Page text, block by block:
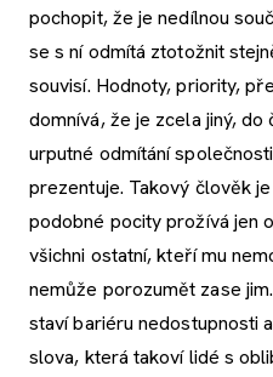
pochopit, že je nedílnou
se s ní odmítá ztotožnit
souvisí. Hodnoty, priority,
domnívá, že je zcela jiný,
urputné odmítání
prezentuje. Takový člověk
podobné pocity prožívá jen
všichni ostatní, kteří mu
nemůže porozumět zase
staví bariéru nedostupnosti
slova, která takoví lidé s